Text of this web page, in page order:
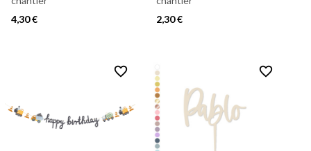
4,30 €
2,30 €
favorite_border favorite_border